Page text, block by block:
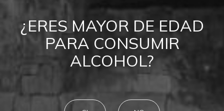
¿ERES MAYOR DE EDAD
PARA CONSUMIR
ALCOHOL?
MONTESTAITA
Wisdom in wine